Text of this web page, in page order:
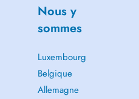
Nous y
sommes
Luxembourg
Belgique
Allemagne